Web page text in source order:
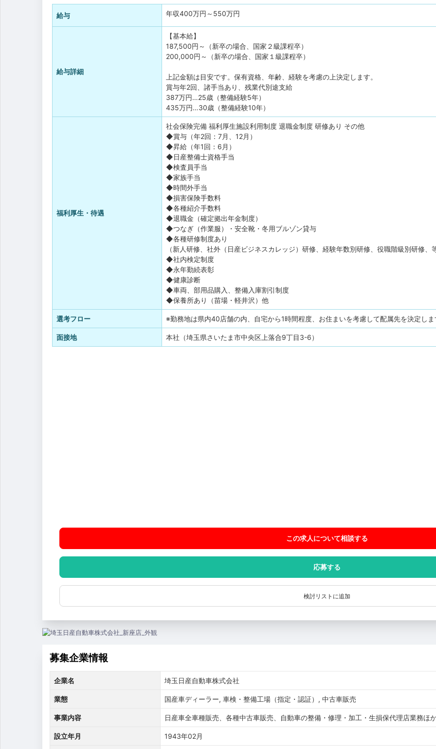
給与 年収400万円 ～ 550万円
給与詳細
【基本給】
187,500円～（新卒の場合、国家２級課程卒）
200,000円～（新卒の場合、国家１級課程卒）
上記金額は目安です。保有資格、年齢、経験を考慮の上決定します。
賞与年2回、諸手当あり、残業代別途支給
387万円…25歳（整備経験5年）
435万円…30歳（整備経験10年）
福利厚生・待遇
社会保険完備 福利厚生施設利用制度 退職金制度 研修あり その他
◆賞与（年2回：7月、12月）
◆昇給（年1回：6月）
◆日産整備士資格手当
◆検査員手当
◆家族手当
◆時間外手当
◆損害保険手数料
◆各種紹介手数料
◆退職金（確定拠出年金制度）
◆つなぎ（作業服）・安全靴・冬用ブルゾン貸与
◆各種研修制度あり
（新人研修、社外（日産ビジネスカレッジ）研修、経験年数別研修、役職階級別研修、
◆社内検定制度
◆永年勤続表彰
◆健康診断
◆車両、部用品購入、整備入庫割引制度
◆保養所あり（苗場・軽井沢）他
選考フロー ※勤務地は県内40店舗の内、自宅から1時間程度、お住まいを考慮して配属先を決定しま
面接地 本社（埼玉県さいたま市中央区上落合9丁目3-6）
この求人について相談する
応募する
検討リストに追加
募集企業情報
企業名 埼玉日産自動車株式会社
業態 国産車ディーラー, 車検・整備工場（指定・認証）, 中古車販売
事業内容 日産車全車種販売、各種中古車販売、自動車の整備・修理・加工・生損保代理店業務ほ
設立年月 1943年02月